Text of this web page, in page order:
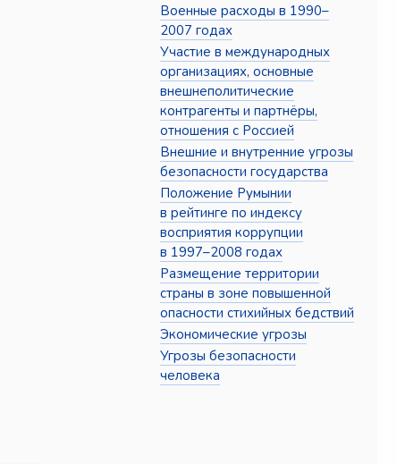
Военные расходы в 1990–
2007 годах
Участие в международных
организациях, основные
внешнеполитические
контрагенты и партнёры,
отношения с Россией
Внешние и внутренние угрозы
безопасности государства
Положение Румынии
в рейтинге по индексу
восприятия коррупции
в 1997–2008 годах
Размещение территории
страны в зоне повышенной
опасности стихийных бедствий
Экономические угрозы
Угрозы безопасности
человека